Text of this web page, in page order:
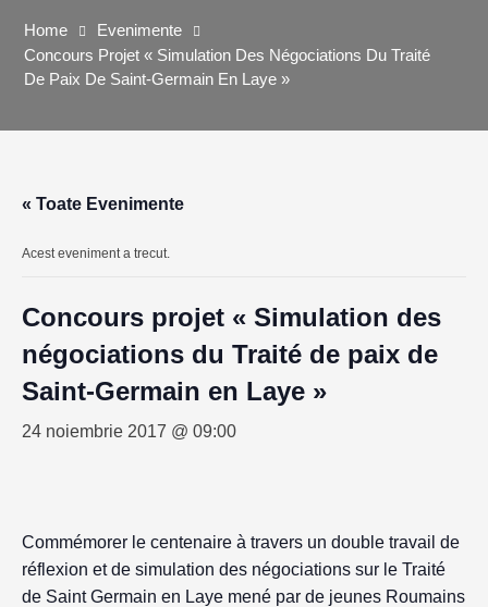
Home
Evenimente
Concours Projet « Simulation Des Négociations Du Traité
De Paix De Saint-Germain En Laye »
« Toate Evenimente
Acest eveniment a trecut.
Concours projet « Simulation des
négociations du Traité de paix de
Saint-Germain en Laye »
24 noiembrie 2017 @ 09:00
Commémorer le centenaire à travers un double travail de
réflexion et de simulation des négociations sur le Traité
de Saint Germain en Laye mené par de jeunes Roumains